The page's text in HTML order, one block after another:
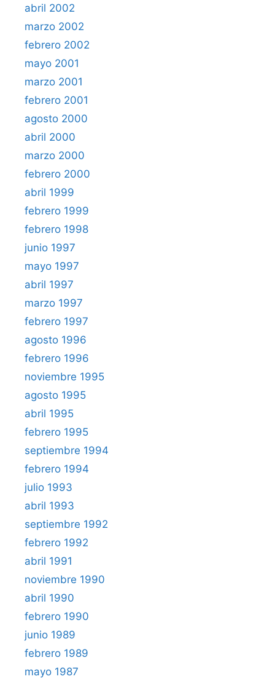
abril 2002
marzo 2002
febrero 2002
mayo 2001
marzo 2001
febrero 2001
agosto 2000
abril 2000
marzo 2000
febrero 2000
abril 1999
febrero 1999
febrero 1998
junio 1997
mayo 1997
abril 1997
marzo 1997
febrero 1997
agosto 1996
febrero 1996
noviembre 1995
agosto 1995
abril 1995
febrero 1995
septiembre 1994
febrero 1994
julio 1993
abril 1993
septiembre 1992
febrero 1992
abril 1991
noviembre 1990
abril 1990
febrero 1990
junio 1989
febrero 1989
mayo 1987